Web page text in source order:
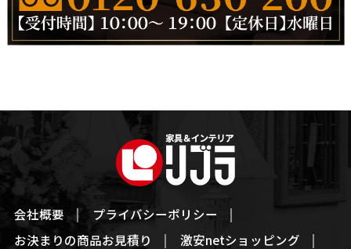
会社概要
プライバシーポリシー
お決まりの商品お見積り
激安netショッピング